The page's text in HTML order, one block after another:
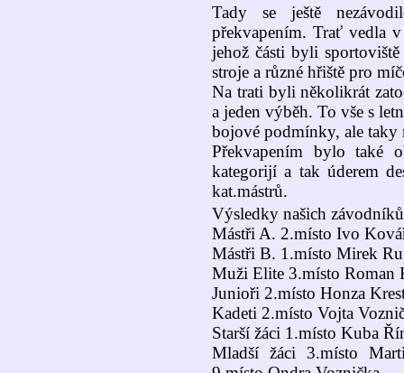
Tady se ještě
překvapením. Trať vedla
jehož části byli
stroje a různé hřiště pro
Na trati byli několikrát
a jeden výběh. To vše s
bojové podmínky, ale taky
Překvapením bylo také
kategorijí a tak úderem
kat.mástrů.
Výsledky našich
Mástři A. 2.místo Ivo
Mástři B. 1.místo Mirek
Muži Elite 3.místo Roman
Junioři 2.místo Honza
Kadeti 2.místo Vojta
Starší žáci 1.místo Kuba
Mladší žáci 3.místo